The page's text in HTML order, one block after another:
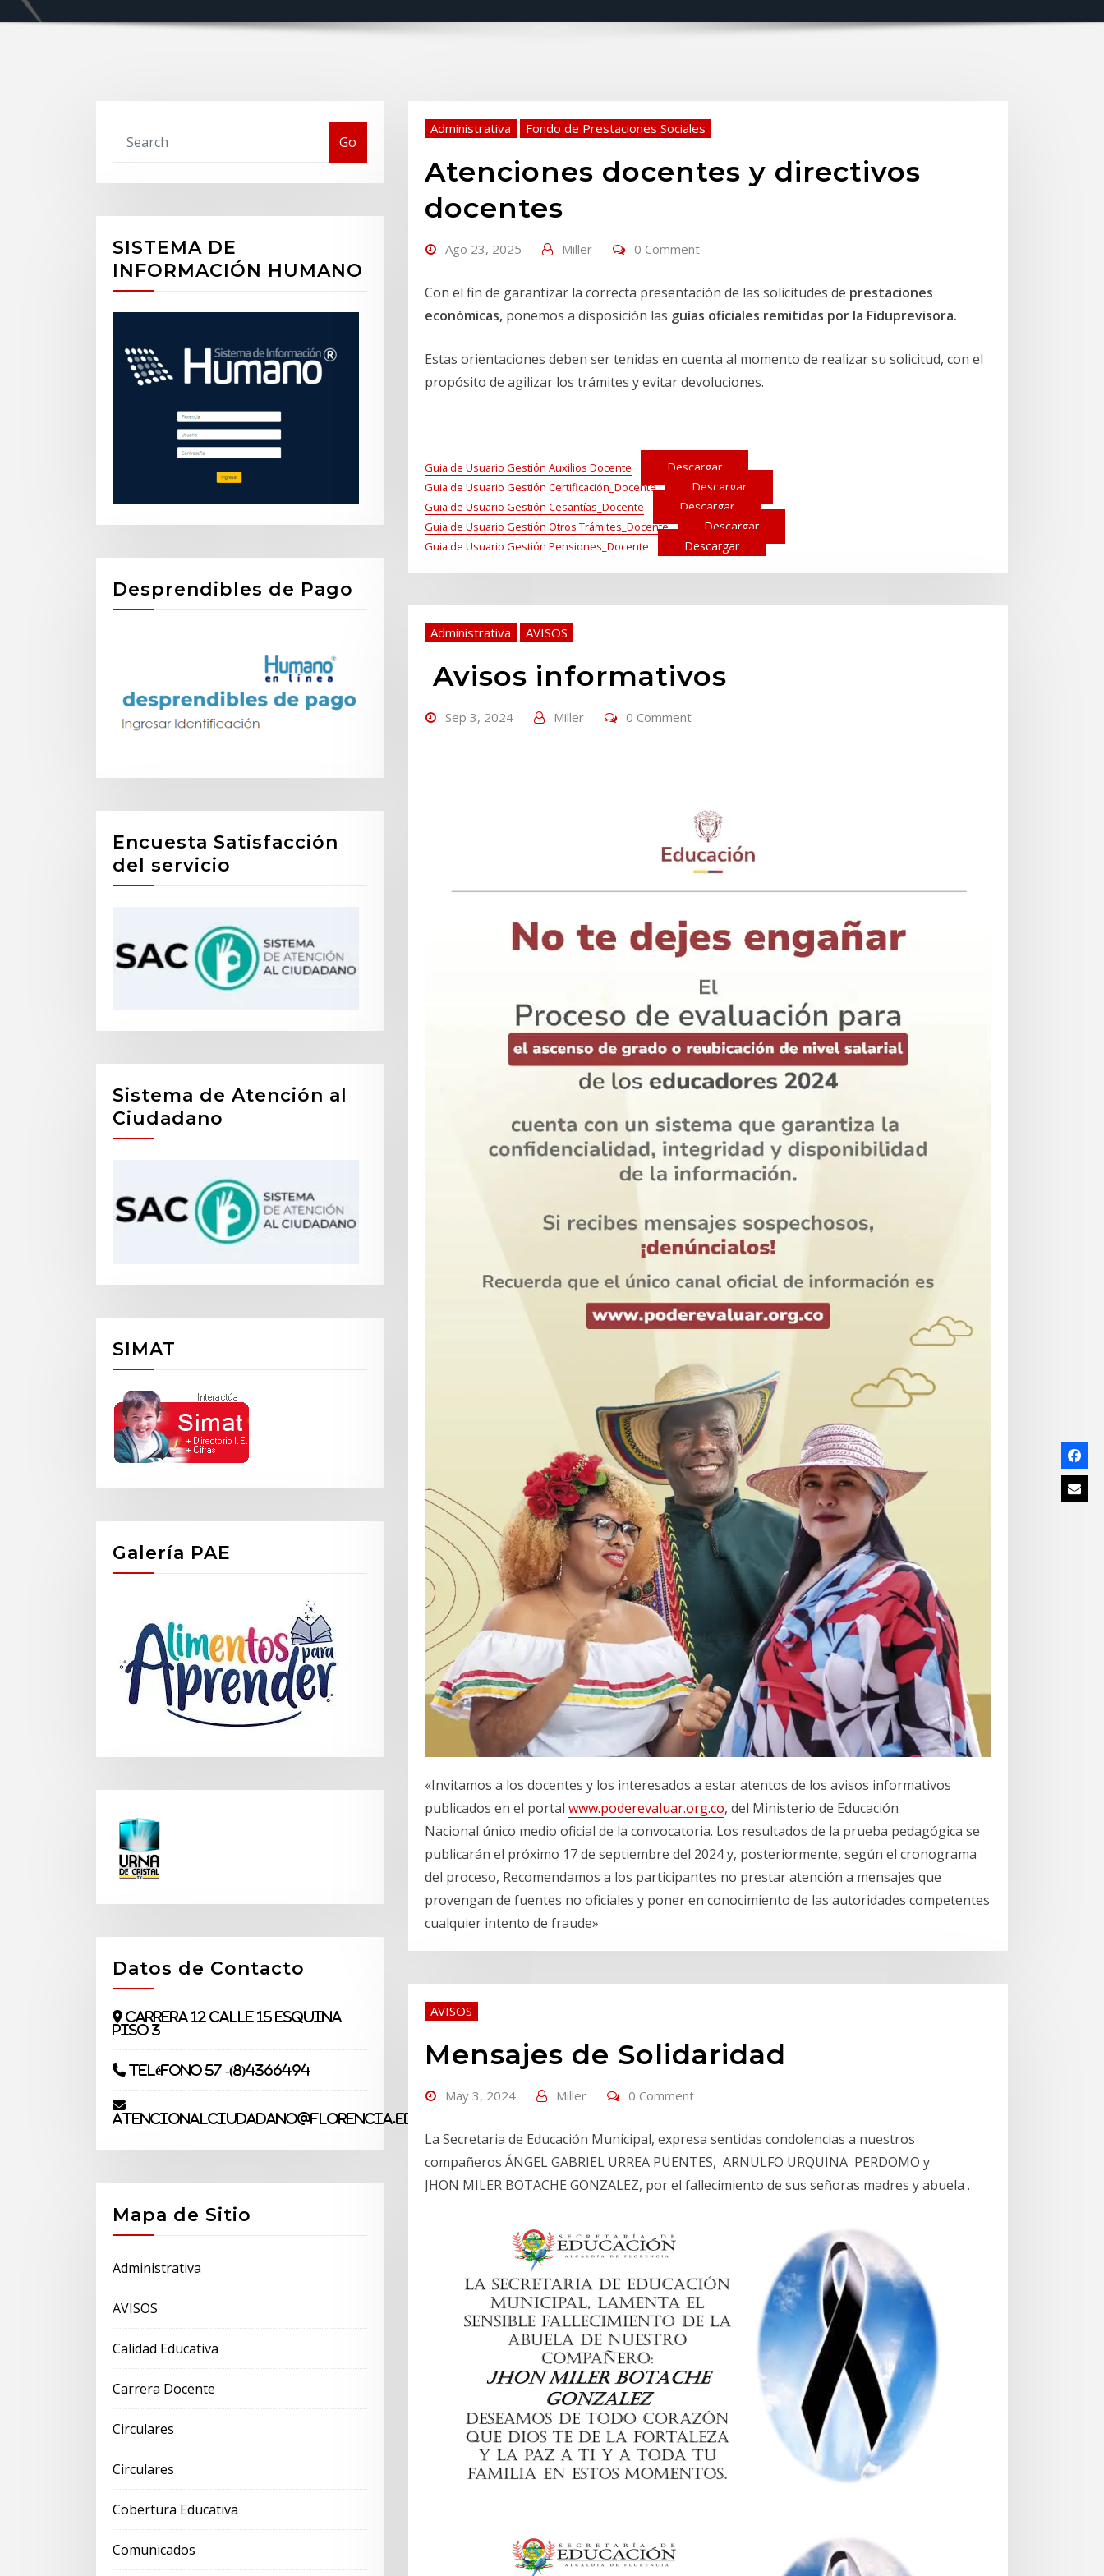
Go
SISTEMA DE
INFORMACIÓN HUMANO
Desprendibles de Pago
Encuesta Satisfacción
del servicio
Sistema de Atención al
Ciudadano
SIMAT
Galería PAE
Datos de Contacto
Carrera 12 Calle 15 Esquina
piso 3
Teléfono 57 -(8)4366494
atencionalciudadano@florencia.edu.co
Mapa de Sitio
Administrativa
AVISOS
Calidad Educativa
Carrera Docente
Circulares
Circulares
Cobertura Educativa
Comunicados
Administrativa Fondo de Prestaciones Sociales
Atenciones docentes y directivos
docentes
Ago 23, 2025 Miller 0 Comment
Con el fin de garantizar la correcta presentación de las solicitudes de prestaciones
económicas, ponemos a disposición las guías oficiales remitidas por la Fiduprevisora.
Estas orientaciones deben ser tenidas en cuenta al momento de realizar su solicitud, con el
propósito de agilizar los trámites y evitar devoluciones.
Guia de Usuario Gestión Auxilios Docente Descargar
Guia de Usuario Gestión Certificación_Docente Descargar
Guia de Usuario Gestión Cesantías_Docente Descargar
Guia de Usuario Gestión Otros Trámites_Docente Descargar
Guia de Usuario Gestión Pensiones_Docente Descargar
Administrativa AVISOS
Avisos informativos
Sep 3, 2024 Miller 0 Comment
«Invitamos a los docentes y los interesados a estar atentos de los avisos informativos
publicados en el portal www.poderevaluar.org.co, del Ministerio de Educación
Nacional único medio oficial de la convocatoria. Los resultados de la prueba pedagógica se
publicarán el próximo 17 de septiembre del 2024 y, posteriormente, según el cronograma
del proceso, Recomendamos a los participantes no prestar atención a mensajes que
provengan de fuentes no oficiales y poner en conocimiento de las autoridades competentes
cualquier intento de fraude»
AVISOS
Mensajes de Solidaridad
May 3, 2024 Miller 0 Comment
La Secretaria de Educación Municipal, expresa sentidas condolencias a nuestros
compañeros ÁNGEL GABRIEL URREA PUENTES, ARNULFO URQUINA PERDOMO y
JHON MILER BOTACHE GONZALEZ, por el fallecimiento de sus señoras madres y abuela .